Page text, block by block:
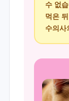
수 없
먹은
수의사